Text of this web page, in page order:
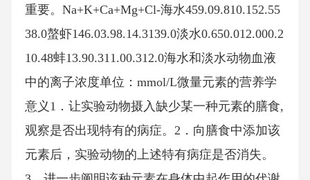
重要。Na+K+Ca+Mg+Cl-海水459.09.810.152.55
38.0螯虾146.03.98.14.3139.0淡水0.650.012.000.2
10.48蚌13.90.311.00.312.0海水和淡水动物血液
中的离子浓度单位：mmol/L微量元素的营养学
意义1．让实验动物摄入缺少某一种元素的膳食,
观察是否出现特有的病症。2．向膳食中添加该
元素后，实验动物的上述特有病症是否消失。